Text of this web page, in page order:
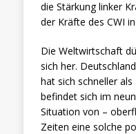
die Stärkung linker
der Kräfte des CWI
Die Weltwirtschaft
sich her.
hat sich schneller
befindet sich im
Situation von –
Zeiten eine solche